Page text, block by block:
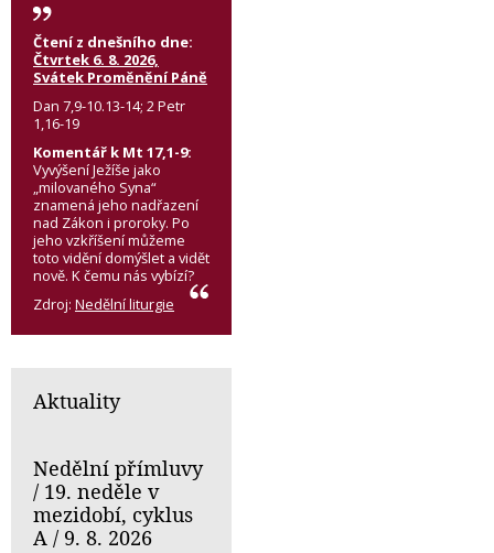
Čtení z dnešního dne:
Čtvrtek 6. 8. 2026,
Svátek Proměnění Páně
Dan 7,9-10.13-14; 2 Petr
1,16-19
Komentář k Mt 17,1-9:
Vyvýšení Ježíše jako
„milovaného Syna“
znamená jeho nadřazení
nad Zákon i proroky. Po
jeho vzkříšení můžeme
toto vidění domýšlet a vidět
nově. K čemu nás vybízí?
Zdroj: Nedělní liturgie
Aktuality
Nedělní přímluvy
/ 19. neděle v
mezidobí, cyklus
A / 9. 8. 2026